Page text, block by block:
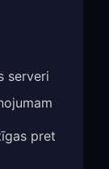
serveri
pret